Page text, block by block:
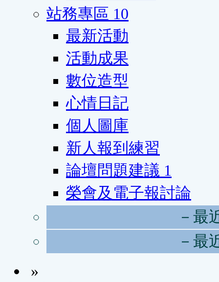
站務專區 10
最新活動
活動成果
數位造型
心情日記
個人圖庫
新人報到練習
論壇問題建議 1
榮會及電子報討論
－最
－最
»